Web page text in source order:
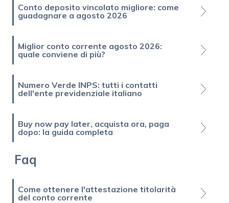
Conto deposito vincolato migliore: come
guadagnare a agosto 2026
Miglior conto corrente agosto 2026:
quale conviene di più?
Numero Verde INPS: tutti i contatti
dell'ente previdenziale italiano
Buy now pay later, acquista ora, paga
dopo: la guida completa
Faq
Come ottenere l'attestazione titolarità
del conto corrente